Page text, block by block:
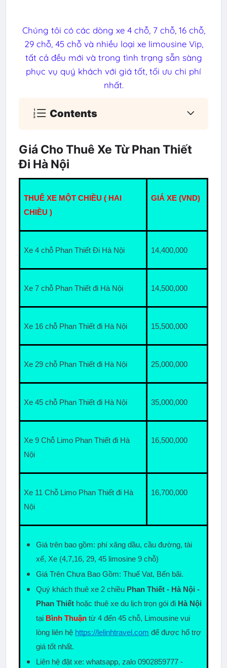
Chúng tôi có các dòng xe 4 chỗ, 7 chỗ, 16 chỗ,
29 chỗ, 45 chỗ và nhiều loại xe limousine Vip,
tất cả đều mới và trong tình trạng sẵn sàng
phục vụ quý khách với giá tốt, tối ưu chi phí
nhất.
Contents
Giá Cho Thuê Xe Từ Phan Thiết
Đi Hà Nội
THUÊ XE MỘT CHIỀU ( HAI
CHIỀU )
GIÁ XE (VND)
Xe 4 chỗ Phan Thiết Đi Hà Nội 14,400,000
Xe 7 chỗ Phan Thiết đi Hà Nội 14,500,000
Xe 16 chỗ Phan Thiết đi Hà Nội 15,500,000
Xe 29 chỗ Phan Thiết đi Hà Nội 25,000,000
Xe 45 chỗ Phan Thiết đi Hà Nội 35,000,000
Xe 9 Chỗ Limo Phan Thiết đi Hà
Nội
16,500,000
Xe 11 Chỗ Limo Phan Thiết đi Hà
Nội
16,700,000
Giá trên bao gồm: phí xăng dầu, cầu đường, tài
xế, Xe (4,7,16, 29, 45 limosine 9 chỗ)
Giá Trên Chưa Bao Gồm: Thuế Vat, Bến bãi.
Quý khách thuê xe 2 chiều Phan Thiết - Hà Nội -
Phan Thiết hoặc thuê xe du lịch trọn gói đi Hà Nội
tại Bình Thuận từ 4 đến 45 chỗ, Limousine vui
lòng liên hệ https://lelinhtravel.com để được hổ trợ
giá tốt nhất.
Liên hệ đặt xe: whatsapp, zalo 0902859777 -